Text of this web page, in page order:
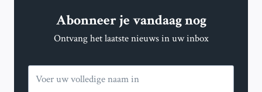
GEGEVENS
MEER
40.000
PERSONEN
Abonneer je vandaag nog
Ontvang het laatste nieuws in uw inbox